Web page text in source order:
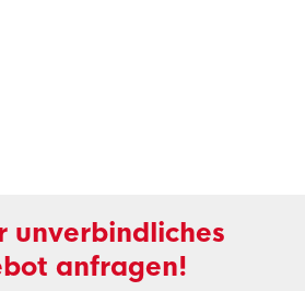
unverbindliches
anfragen!